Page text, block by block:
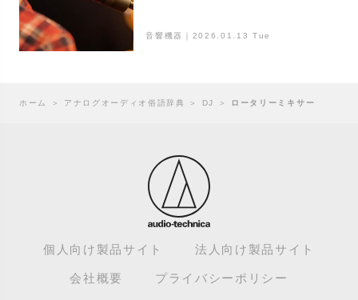
音響機器｜2026.01.13 Tue
ホーム ＞ アナログオーディオ俗語辞典 ＞ DJ ＞ ロータリーミキサー
個人向け製品サイト 法人向け製品サイト
会社概要 プライバシーポリシー